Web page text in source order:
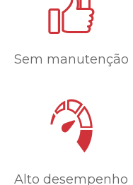
Sem manutenção
Alto desempenho